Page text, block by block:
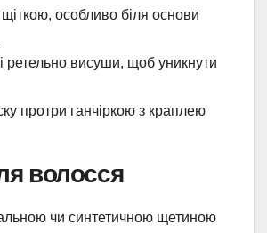
особливо біля основи
ретельно висуши, щоб уникнути
протри ганчіркою з краплею
волосся
чи синтетичною щетиною